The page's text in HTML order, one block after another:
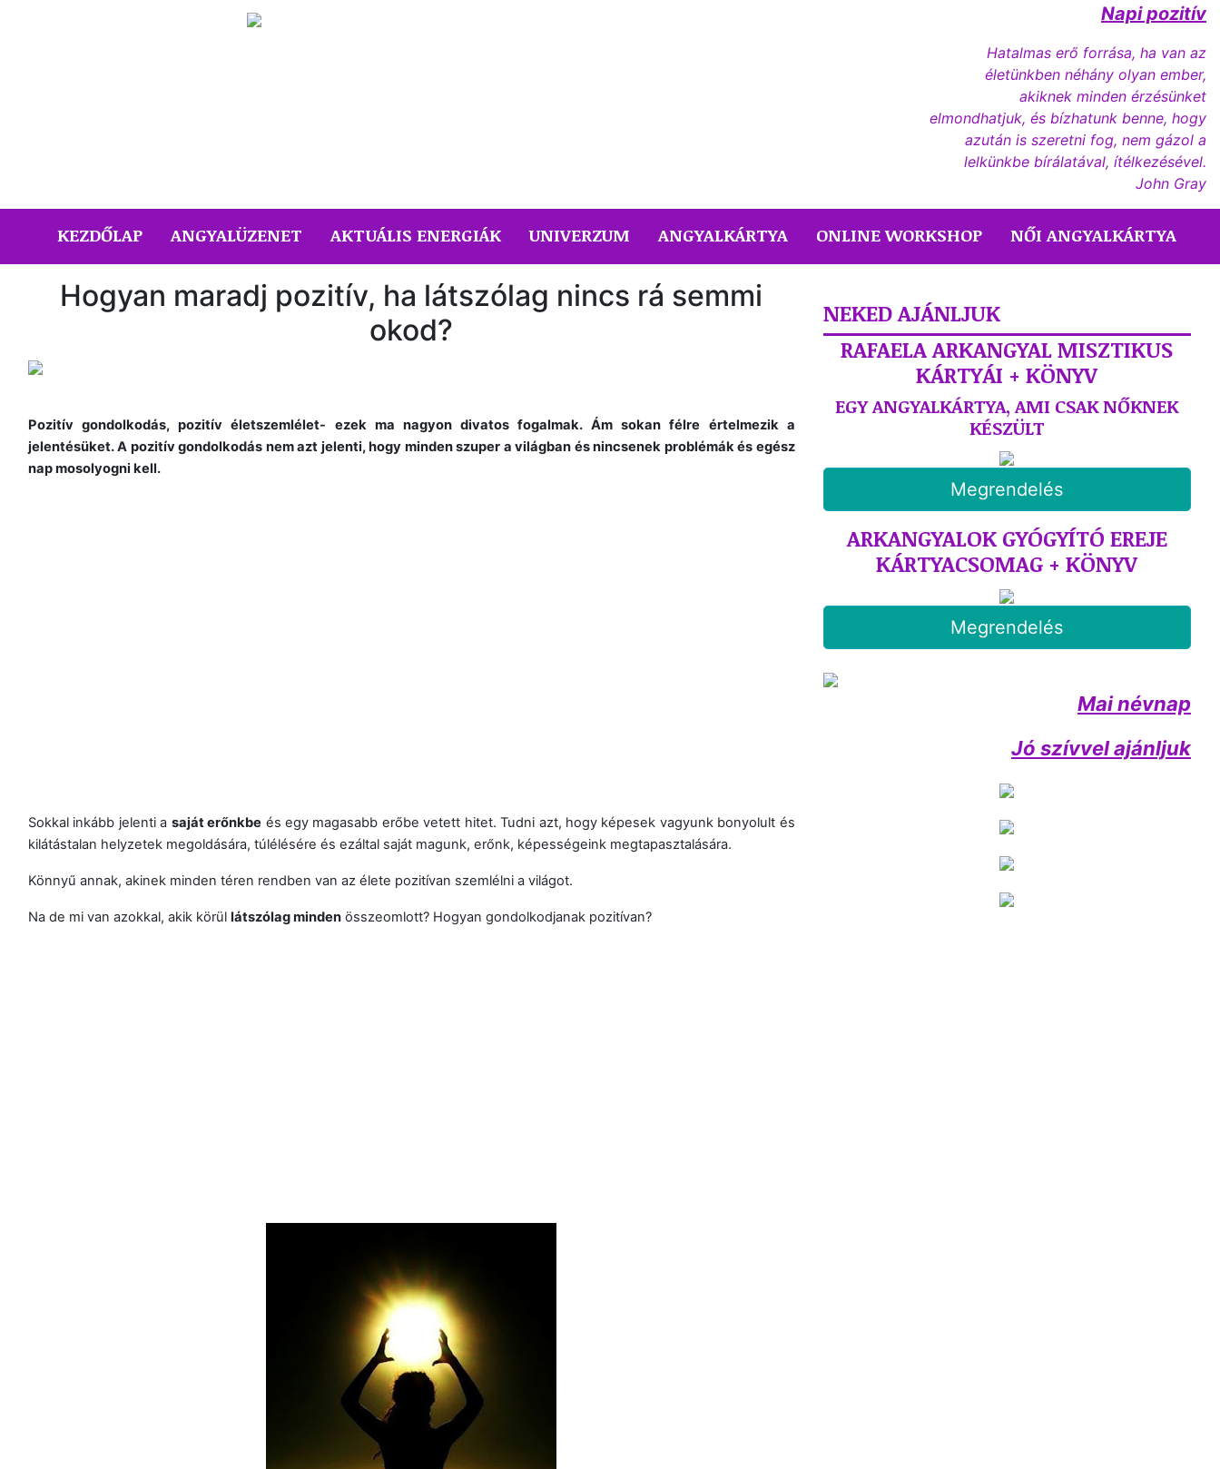
Napi pozitív
Hatalmas erő forrása, ha van az
életünkben néhány olyan ember,
akiknek minden érzésünket
elmondhatjuk, és bízhatunk benne, hogy
azután is szeretni fog, nem gázol a
lelkünkbe bírálatával, ítélkezésével.
John Gray
KEZDŐLAP(CURRENT)
ANGYALÜZENET AKTUÁLIS ENERGIÁK UNIVERZUM ANGYALKÁRTYA ONLINE WORKSHOP NŐI ANGYALKÁRTYA
Hogyan maradj pozitív, ha látszólag nincs rá semmi
okod?
Pozitív gondolkodás, pozitív életszemlélet- ezek ma nagyon divatos fogalmak. Ám sokan félre értelmezik a
jelentésüket. A pozitív gondolkodás nem azt jelenti, hogy minden szuper a világban és nincsenek problémák és egész
nap mosolyogni kell.
Sokkal inkább jelenti a saját erőnkbe és egy magasabb erőbe vetett hitet. Tudni azt, hogy képesek vagyunk bonyolult és
kilátástalan helyzetek megoldására, túlélésére és ezáltal saját magunk, erőnk, képességeink megtapasztalására.
Könnyű annak, akinek minden téren rendben van az élete pozitívan szemlélni a világot.
Na de mi van azokkal, akik körül látszólag minden összeomlott? Hogyan gondolkodjanak pozitívan?
NEKED AJÁNLJUK
RAFAELA ARKANGYAL MISZTIKUS
KÁRTYÁI + KÖNYV
EGY ANGYALKÁRTYA, AMI CSAK NŐKNEK
KÉSZÜLT
Megrendelés
ARKANGYALOK GYÓGYÍTÓ EREJE
KÁRTYACSOMAG + KÖNYV
Megrendelés
Mai névnap
Jó szívvel ajánljuk